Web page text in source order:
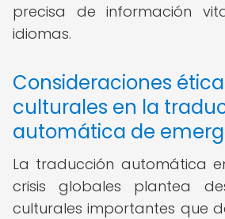
precisa de información
idiomas.
Consideraciones
culturales en la
automática de
La traducción automática
crisis globales plantea
culturales importantes que